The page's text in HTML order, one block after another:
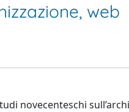
web
novecenteschi